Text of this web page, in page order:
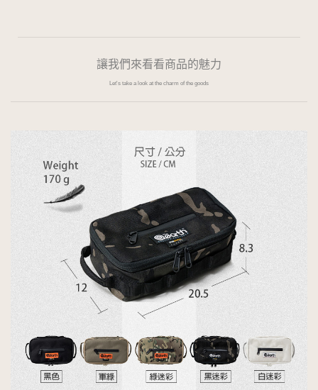
讓我們來看看商品的魅力
Let's take a look at the charm of the goods